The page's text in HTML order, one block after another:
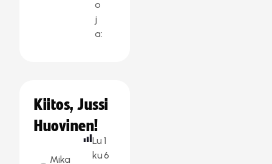
o
j
a:
Kiitos, Jussi
Huovinen!
Mika
Lu
ku
1
6